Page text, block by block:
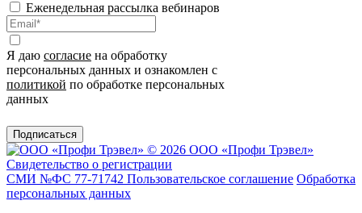
Еженедельная рассылка вебинаров
Я даю согласие на обработку
персональных данных и ознакомлен с
политикой по обработке персональных
данных
Подписаться
© 2026 ООО «Профи Трэвeл»
Свидетельство о регистрации
СМИ №ФС 77-71742 Пользовательское соглашение Обработка
персональных данных